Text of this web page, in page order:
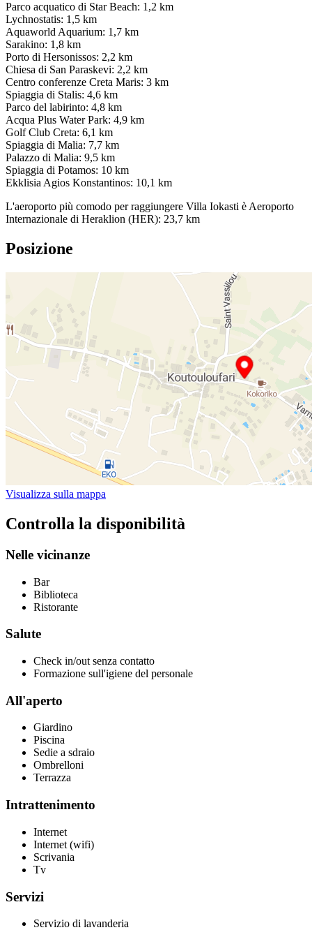
Parco acquatico di Star Beach: 1,2 km
Lychnostatis: 1,5 km
Aquaworld Aquarium: 1,7 km
Sarakino: 1,8 km
Porto di Hersonissos: 2,2 km
Chiesa di San Paraskevi: 2,2 km
Centro conferenze Creta Maris: 3 km
Spiaggia di Stalis: 4,6 km
Parco del labirinto: 4,8 km
Acqua Plus Water Park: 4,9 km
Golf Club Creta: 6,1 km
Spiaggia di Malia: 7,7 km
Palazzo di Malia: 9,5 km
Spiaggia di Potamos: 10 km
Ekklisia Agios Konstantinos: 10,1 km
L'aeroporto più comodo per raggiungere Villa Iokasti è Aeroporto
Internazionale di Heraklion (HER): 23,7 km
Posizione
Visualizza sulla mappa
Controlla la disponibilità
Nelle vicinanze
Bar
Biblioteca
Ristorante
Salute
Check in/out senza contatto
Formazione sull'igiene del personale
All'aperto
Giardino
Piscina
Sedie a sdraio
Ombrelloni
Terrazza
Intrattenimento
Internet
Internet (wifi)
Scrivania
Tv
Servizi
Servizio di lavanderia